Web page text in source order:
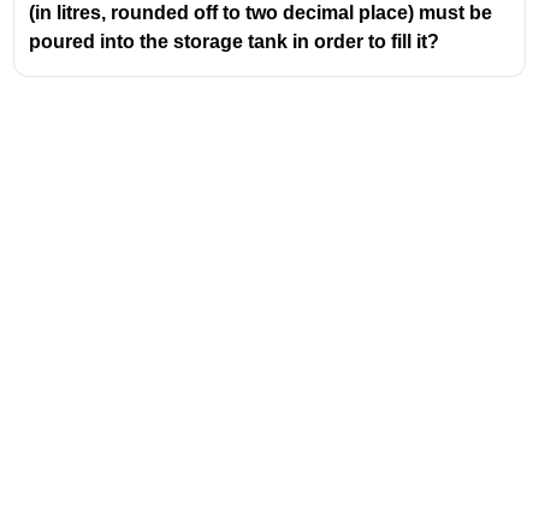
(in litres, rounded off to two decimal place) must be
poured into the storage tank in order to fill it?